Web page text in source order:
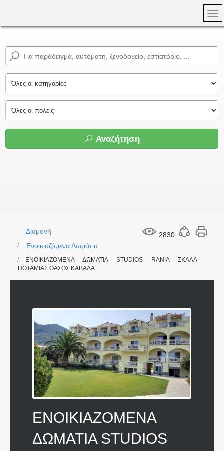
Αναζήτηση
2830
Διαμονή
Ενοικιαζόμενα Δωμάτια
ΕΝΟΙΚΙΑΖΟΜΕΝΑ ΔΩΜΑΤΙΑ STUDIOS RANIA ΣΚΑΛΑ
ΠΟΤΑΜΙΑΣ ΘΑΣΟΣ ΚΑΒΑΛΑ
ΕΝΟΙΚΙΑΖΟΜΕΝΑ
ΔΩΜΑΤΙΑ STUDIOS